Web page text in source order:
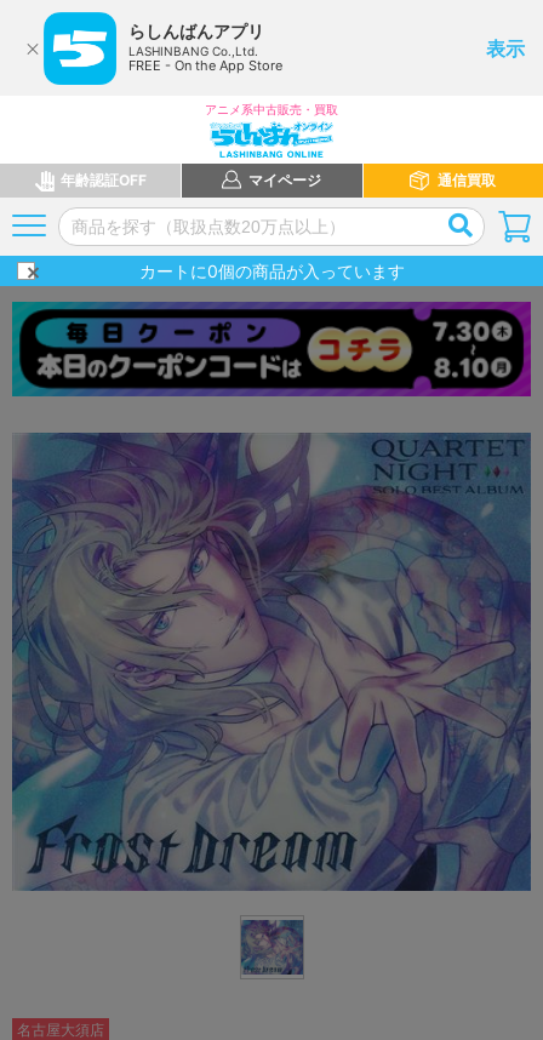
らしんばんアプリ
LASHINBANG Co.,Ltd.
FREE - On the App Store
表示
アニメ系中古販売・買取
年齢認証OFF マイページ 通信買取
カートに0個の商品が入っています
名古屋大須店